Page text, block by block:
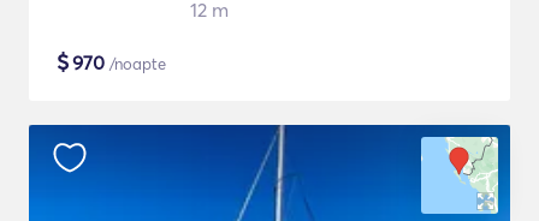
12 m
$970 /noapte